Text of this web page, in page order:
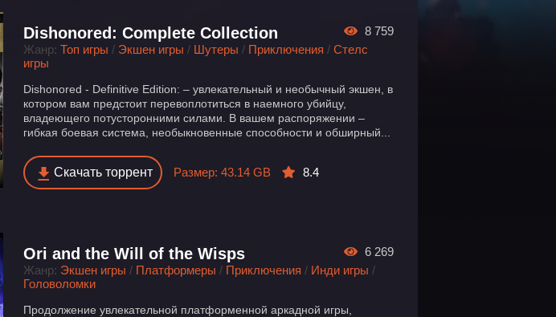
Dishonored: Complete Collection
Жанр: Топ игры / Экшен игры / Шутеры / Приключения /Стелс
игры
Dishonored - Definitive Edition: – увлекательный и необычный экшен, в
котором вам предстоит перевоплотиться в наемного убийцу,
владеющего потусторонними силами. В вашем распоряжении –
гибкая боевая система, необыкновенные способности и обширный...
Скачать торрент Размер: 43.14 GB 8.4
8 759
Ori and the Will of the Wisps
Жанр: Экшен игры / Платформеры / Приключения / Инди игры /
Головоломки
Продолжение увлекательной платформенной аркадной игры,
6 269